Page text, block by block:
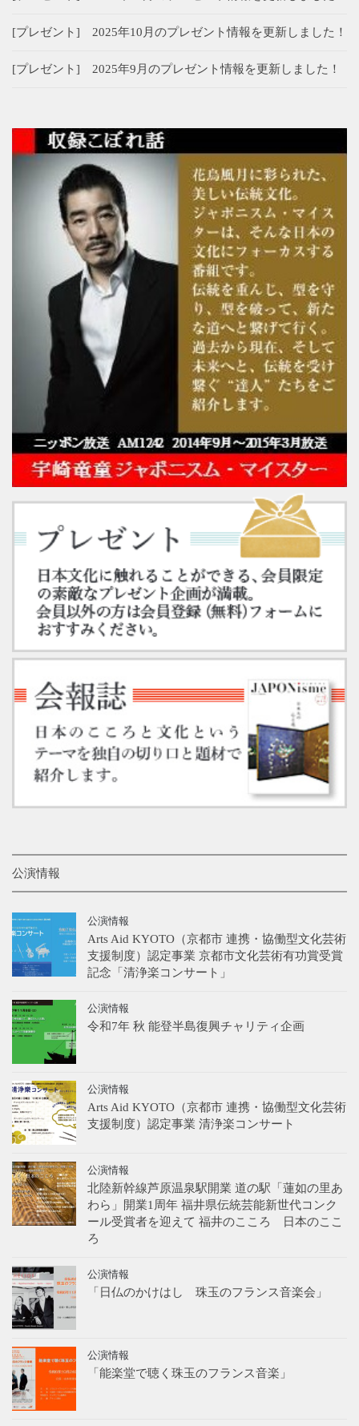
[プレゼント] 2025年10月のプレゼント情報を更新しました！
[プレゼント] 2025年9月のプレゼント情報を更新しました！
公演情報
公演情報
Arts Aid KYOTO（京都市 連携・協働型文化芸術
支援制度）認定事業 京都市文化芸術有功賞受賞
記念「清浄楽コンサート」
公演情報
令和7年 秋 能登半島復興チャリティ企画
公演情報
Arts Aid KYOTO（京都市 連携・協働型文化芸術
支援制度）認定事業 清浄楽コンサート
公演情報
北陸新幹線芦原温泉駅開業 道の駅「蓮如の里あ
わら」開業1周年 福井県伝統芸能新世代コンク
ール受賞者を迎えて 福井のこころ 日本のここ
ろ
公演情報
「日仏のかけはし 珠玉のフランス音楽会」
公演情報
「能楽堂で聴く珠玉のフランス音楽」